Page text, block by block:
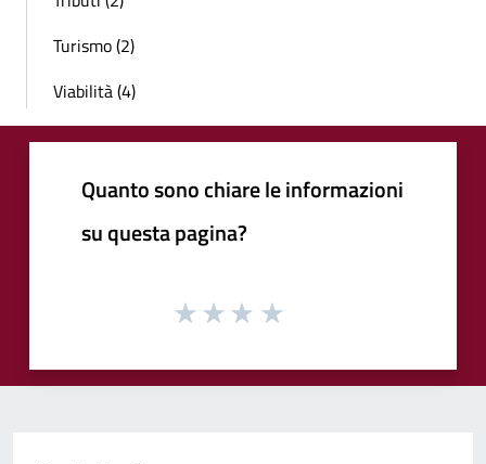
Turismo (2)
Viabilità (4)
Quanto sono chiare le informazioni
su questa pagina?